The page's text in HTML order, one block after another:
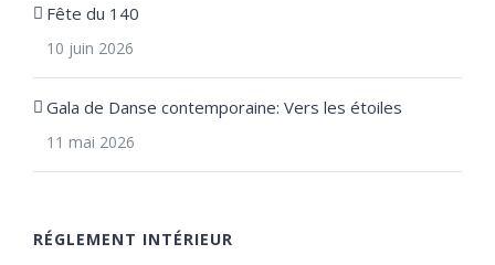
Fête du 140
10 juin 2026
Gala de Danse contemporaine: Vers les étoiles
11 mai 2026
RÉGLEMENT INTÉRIEUR